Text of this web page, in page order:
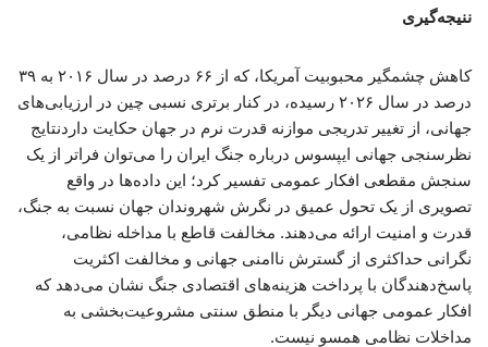
ننیجه‌گیری
کاهش چشمگیر محبوبیت آمریکا، که از ۶۶ درصد در سال ۲۰۱۶ به ۳۹
درصد در سال ۲۰۲۶ رسیده، در کنار برتری نسبی چین در ارزیابی‌های
جهانی، از تغییر تدریجی موازنه قدرت نرم در جهان حکایت داردنتایج
نظرسنجی جهانی ایپسوس درباره جنگ ایران را می‌توان فراتر از یک
سنجش مقطعی افکار عمومی تفسیر کرد؛ این داده‌ها در واقع
تصویری از یک تحول عمیق در نگرش شهروندان جهان نسبت به جنگ،
قدرت و امنیت ارائه می‌دهند. مخالفت قاطع با مداخله نظامی،
نگرانی حداکثری از گسترش ناامنی جهانی و مخالفت اکثریت
پاسخ‌دهندگان با پرداخت هزینه‌های اقتصادی جنگ نشان می‌دهد که
افکار عمومی جهانی دیگر با منطق سنتی مشروعیت‌بخشی به
مداخلات نظامی همسو نیست.